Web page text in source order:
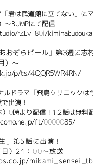
君は武道館に立てない」に
～BUMPにて配信
rZEvT80i/
おぞらビール」第3週に志
）～
p/ts/4QQR5WR4RN/
ルドラマ「飛鳥クリニックは
出演！
0時より配信！1.2話は無料
ft/0000085/
」第5話に出演！
）21：00～放送